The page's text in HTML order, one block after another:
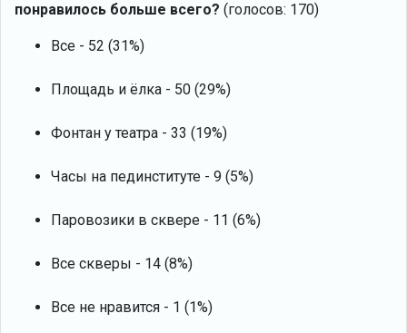
понравилось больше всего? (голосов: 170)
Все - 52 (31%)
Площадь и ёлка - 50 (29%)
Фонтан у театра - 33 (19%)
Часы на пединституте - 9 (5%)
Паровозики в сквере - 11 (6%)
Все скверы - 14 (8%)
Все не нравится - 1 (1%)